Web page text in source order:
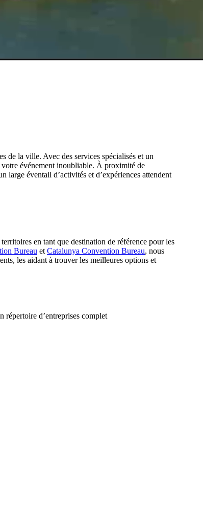
de la ville. Avec des services spécialisés et un
événement inoubliable. À proximité de
large éventail d’activités et d’expériences attendent
en tant que destination de référence pour les
Bureau et Catalunya Convention Bureau, nous
les aidant à trouver les meilleures options et
répertoire d’entreprises complet